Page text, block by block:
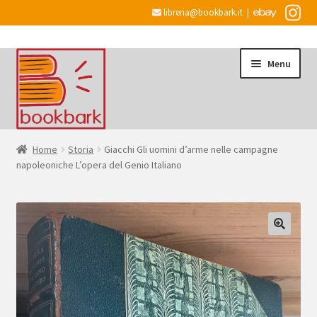
libreria@bookbark.it |
Vai
alla
navigazione
Vai
al
contenuto
Menu
Home
il
menu
child
Desiderata
Checkout
Account
Espandi
il
Home Storia
Giacchi Gli uomini d’arme nelle campagne
napoleoniche L’opera del Genio Italiano